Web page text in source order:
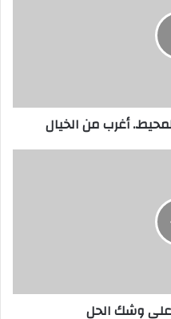
أغرب من الخيال
على وشك الحل